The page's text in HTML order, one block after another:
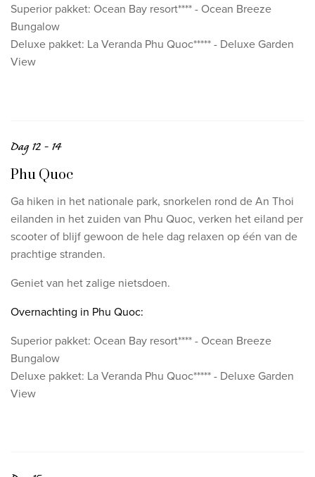
Superior pakket: Ocean Bay resort****- Ocean Breeze
Bungalow
Deluxe pakket: La Veranda Phu Quoc***** - Deluxe Garden
View
Dag 12 - 14
Phu Quoc
Ga hiken in het nationale park, snorkelen rond de An Thoi
eilanden in het zuiden van Phu Quoc, verken het eiland per
scooter of blijf gewoon de hele dag relaxen op één van de
prachtige stranden.
Geniet van het zalige nietsdoen.
Overnachting in Phu Quoc:
Superior pakket: Ocean Bay resort**** - Ocean Breeze
Bungalow
Deluxe pakket: La Veranda Phu Quoc***** - Deluxe Garden
View